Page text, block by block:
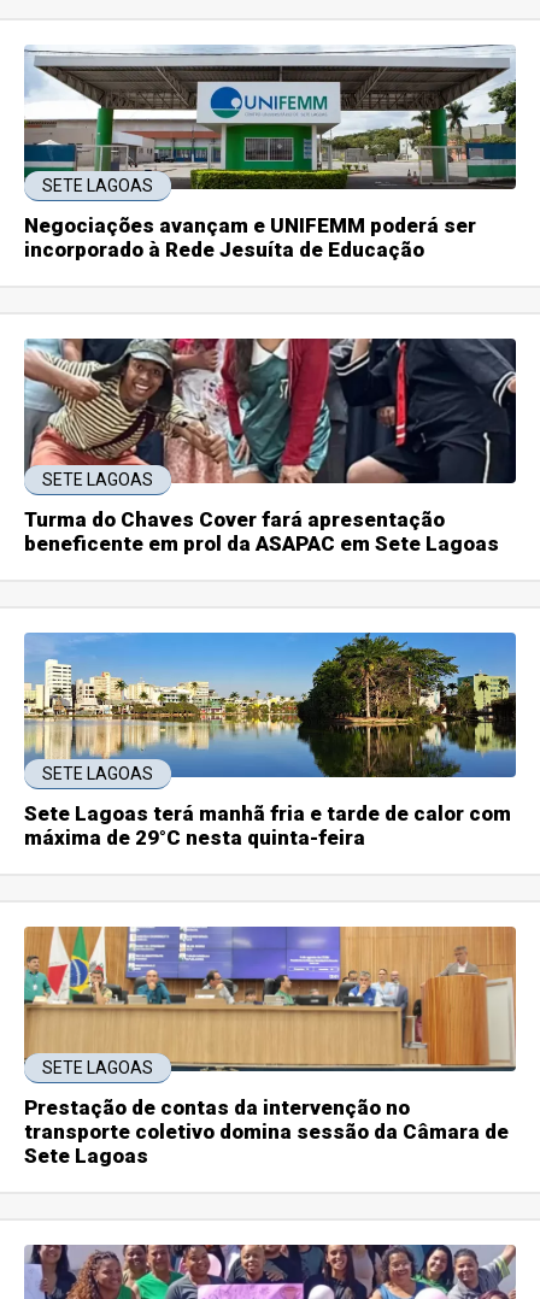
SETE LAGOAS
Negociações avançam e UNIFEMM poderá ser
incorporado à Rede Jesuíta de Educação
SETE LAGOAS
Turma do Chaves Cover fará apresentação
beneficente em prol da ASAPAC em Sete Lagoas
SETE LAGOAS
Sete Lagoas terá manhã fria e tarde de calor com
máxima de 29°C nesta quinta-feira
SETE LAGOAS
Prestação de contas da intervenção no
transporte coletivo domina sessão da Câmara de
Sete Lagoas